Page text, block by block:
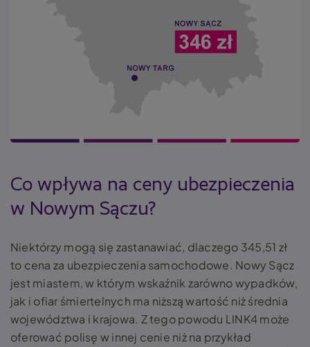
Co wpływa na ceny ubezpieczenia
w Nowym Sączu?
Niektórzy mogą się zastanawiać, dlaczego 345,51 zł
to cena za ubezpieczenia samochodowe. Nowy Sącz
jest miastem, w którym wskaźnik zarówno wypadków,
jak i ofiar śmiertelnych ma niższą wartość niż średnia
województwa i krajowa. Z tego powodu LINK4 może
oferować polisę w innej cenie niż na przykład